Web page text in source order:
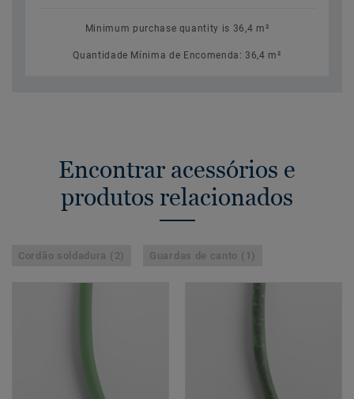
Minimum purchase quantity is 36,4 m²
Quantidade Mínima de Encomenda: 36,4 m²
Encontrar acessórios e
produtos relacionados
Cordão soldadura (2) Guardas de canto (1)